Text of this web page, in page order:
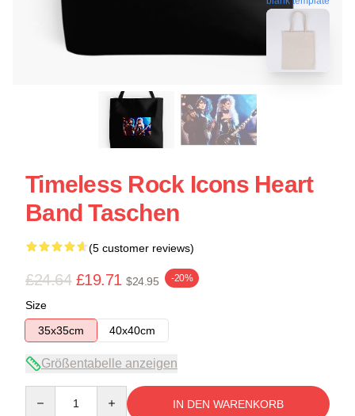
Timeless Rock Icons Heart
Band Taschen
(5 customer reviews)
£24.64 £19.71 $24.95 -20%
Size
35x35cm
40x40cm
Größentabelle anzeigen
IN DEN WARENKORB